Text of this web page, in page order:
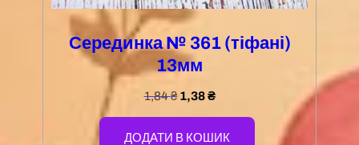
Серединка № 361 (тіфані)
13мм
1,84₴ 1,38₴
ДОДАТИ В КОШИК